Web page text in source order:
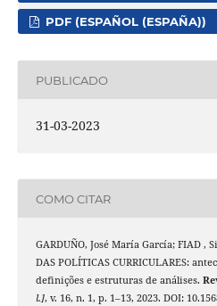
PDF (ESPAÑOL (ESPAÑA))
PUBLICADO
31-03-2023
COMO CITAR
GARDUÑO, José María García; FIAD ,
DAS POLÍTICAS CURRICULARES:
definições e estruturas de análises.
l.], v. 16, n. 1, p. 1–13, 2023. DOI: